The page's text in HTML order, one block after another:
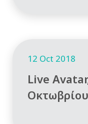
12 Oct 2018
Live